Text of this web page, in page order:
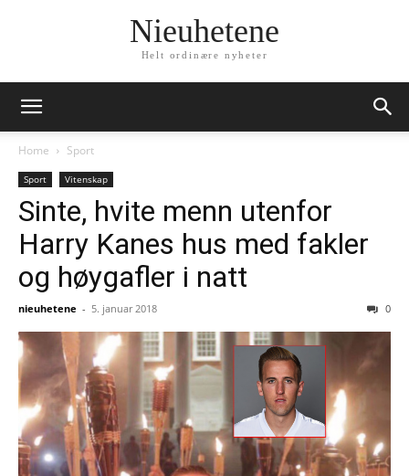
Nieuhetene
Helt ordinære nyheter
Home Sport
Sport Vitenskap
Sinte, hvite menn utenfor
Harry Kanes hus med fakler
og høygafler i natt
nieuhetene - 5. januar 2018 0